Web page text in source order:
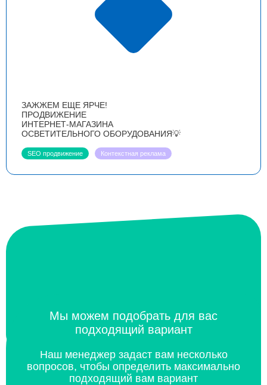
ЗАЖЖЕМ ЕЩЕ ЯРЧЕ!
ПРОДВИЖЕНИЕ
ИНТЕРНЕТ-МАГАЗИНА
ОСВЕТИТЕЛЬНОГО ОБОРУДОВАНИЯ💡
SEO продвижение Контекстная реклама
Мы можем подобрать для вас
подходящий вариант
Наш менеджер задаст вам несколько
вопросов, чтобы определить максимально
подходящий вам вариант